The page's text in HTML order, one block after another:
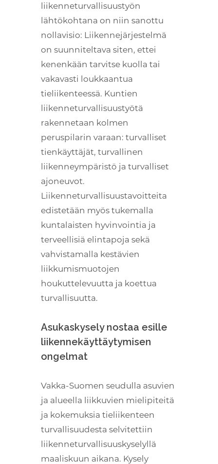
liikenneturvallisuustyön
lähtökohtana on niin sanottu
nollavisio: Liikennejärjestelmä
on suunniteltava siten, ettei
kenenkään tarvitse kuolla tai
vakavasti loukkaantua
tieliikenteessä. Kuntien
liikenneturvallisuustyötä
rakennetaan kolmen
peruspilarin varaan: turvalliset
tienkäyttäjät, turvallinen
liikenneympäristö ja turvalliset
ajoneuvot.
Liikenneturvallisuustavoitteita
edistetään myös tukemalla
kuntalaisten hyvinvointia ja
terveellisiä elintapoja sekä
vahvistamalla kestävien
liikkumismuotojen
houkuttelevuutta ja koettua
turvallisuutta.
Asukaskysely nostaa esille
liikennekäyttäytymisen
ongelmat
Vakka-Suomen seudulla asuvien
ja alueella liikkuvien mielipiteitä
ja kokemuksia tieliikenteen
turvallisuudesta selvitettiin
liikenneturvallisuuskyselyllä
maaliskuun aikana. Kysely